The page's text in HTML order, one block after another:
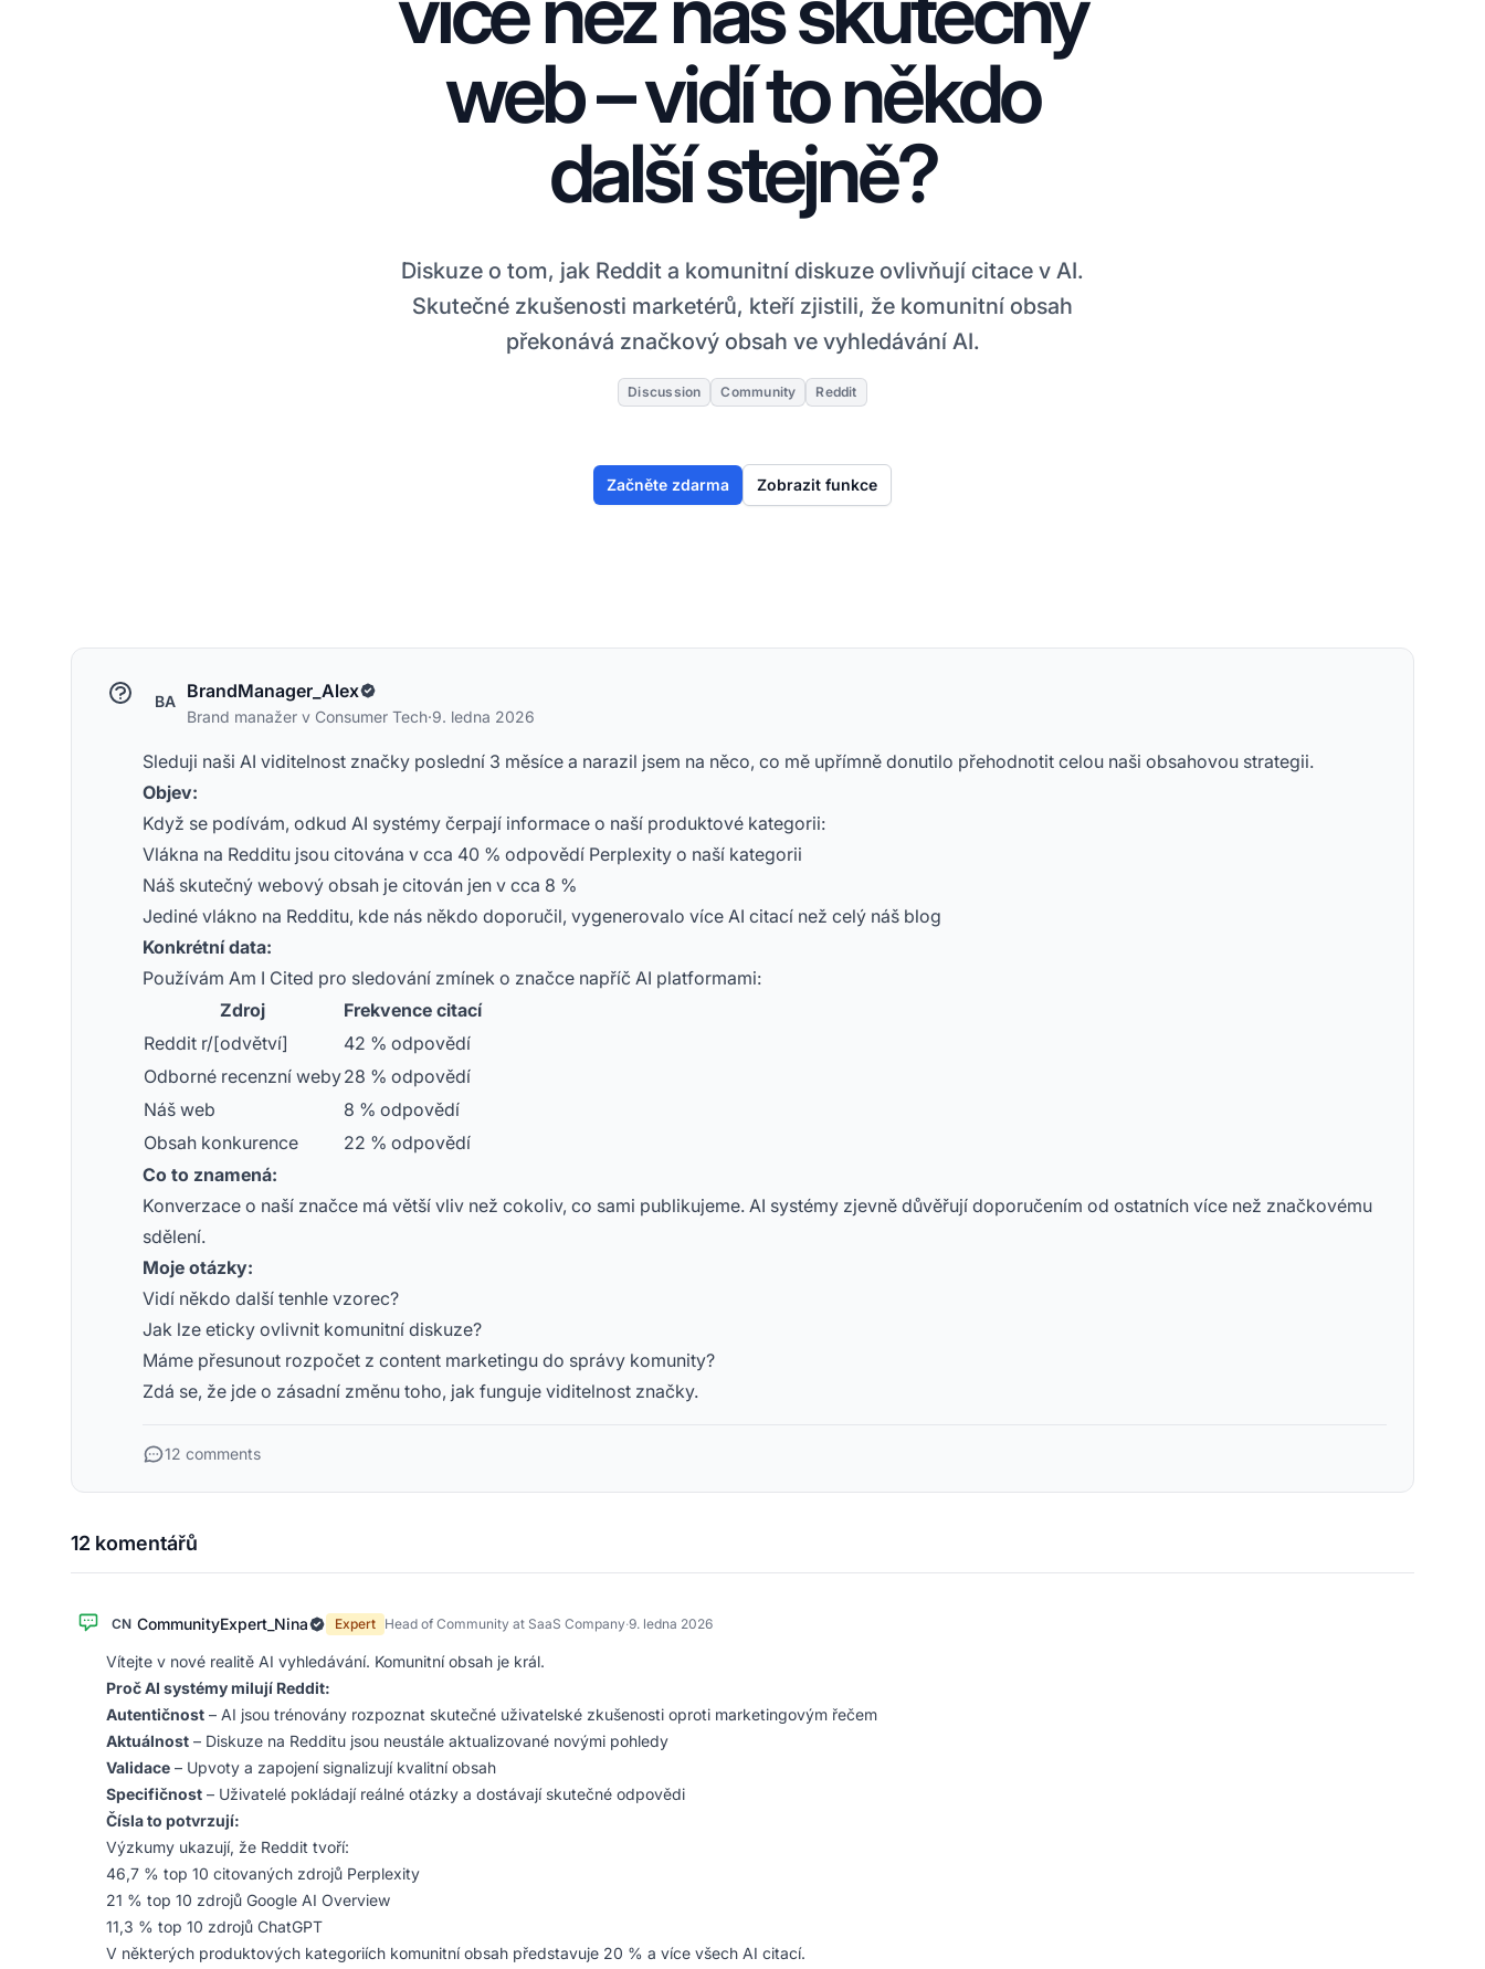
web – vidí to někdo
další stejně?
Diskuze o tom, jak Reddit a komunitní diskuze ovlivňují citace v AI.
Skutečné zkušenosti marketérů, kteří zjistili, že komunitní obsah
překonává značkový obsah ve vyhledávání AI.
Discussion Community Reddit
Začněte zdarma Zobrazit funkce
BA BrandManager_Alex
Brand manažer v Consumer Tech·9. ledna 2026
Sleduji naši AI viditelnost značky poslední 3 měsíce a narazil jsem na něco, co mě upřímně donutilo přehodnotit celou naši obsahovou strategii.
Objev:
Když se podívám, odkud AI systémy čerpají informace o naší produktové kategorii:
Vlákna na Redditu jsou citována v cca 40 % odpovědí Perplexity o naší kategorii
Náš skutečný webový obsah je citován jen v cca 8 %
Jediné vlákno na Redditu, kde nás někdo doporučil, vygenerovalo více AI citací než celý náš blog
Konkrétní data:
Používám Am I Cited pro sledování zmínek o značce napříč AI platformami:
Zdroj
Frekvence citací
Reddit r/[odvětví]
42 % odpovědí
Odborné recenzní weby28 % odpovědí
Náš web
8 % odpovědí
Obsah konkurence
22 % odpovědí
Co to znamená:
Konverzace o naší značce má větší vliv než cokoliv, co sami publikujeme. AI systémy zjevně důvěřují doporučením od ostatních více než značkovému
sdělení.
Moje otázky:
Vidí někdo další tenhle vzorec?
Jak lze eticky ovlivnit komunitní diskuze?
Máme přesunout rozpočet z content marketingu do správy komunity?
Zdá se, že jde o zásadní změnu toho, jak funguje viditelnost značky.
12 comments
12 komentářů
CN CommunityExpert_Nina Expert Head of Community at SaaS Company·9. ledna 2026
Vítejte v nové realitě AI vyhledávání. Komunitní obsah je král.
Proč AI systémy milují Reddit:
Autentičnost – AI jsou trénovány rozpoznat skutečné uživatelské zkušenosti oproti marketingovým řečem
Aktuálnost – Diskuze na Redditu jsou neustále aktualizované novými pohledy
Validace – Upvoty a zapojení signalizují kvalitní obsah
Specifičnost – Uživatelé pokládají reálné otázky a dostávají skutečné odpovědi
Čísla to potvrzují:
Výzkumy ukazují, že Reddit tvoří:
46,7 % top 10 citovaných zdrojů Perplexity
21 % top 10 zdrojů Google AI Overview
11,3 % top 10 zdrojů ChatGPT
V některých produktových kategoriích komunitní obsah představuje 20 % a více všech AI citací.